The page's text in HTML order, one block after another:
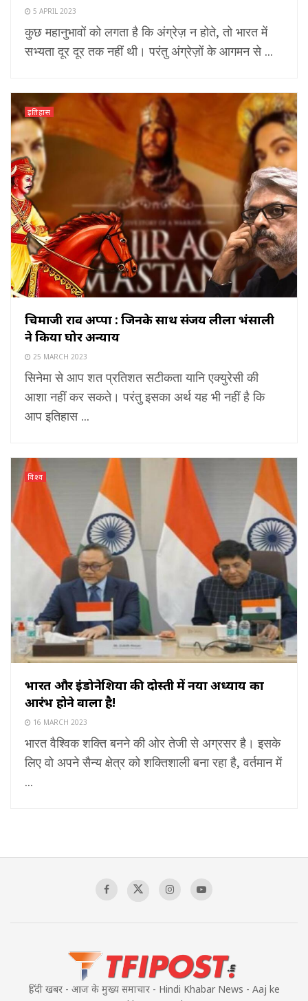
5 APRIL 2023
कुछ महानुभावों को लगता है कि अंग्रेज़ न होते, तो भारत में
सभ्यता दूर दूर तक नहीं थी। परंतु अंग्रेज़ों के आगमन से ...
इतिहास
चिमाजी राव अप्पा : जिनके साथ संजय लीला भंसाली
ने किया घोर अन्याय
25 MARCH 2023
सिनेमा से आप शत प्रतिशत सटीकता यानि एक्युरेसी की
आशा नहीं कर सकते। परंतु इसका अर्थ यह भी नहीं है कि
आप इतिहास ...
विश्व
भारत और इंडोनेशिया की दोस्ती में नया अध्याय का
आरंभ होने वाला है!
16 MARCH 2023
भारत वैश्विक शक्ति बनने की ओर तेजी से अग्रसर है। इसके
लिए वो अपने सैन्य क्षेत्र को शक्तिशाली बना रहा है, वर्तमान में
...
हिंदी खबर - आज के मुख्य समाचार - Hindi Khabar News - Aaj ke